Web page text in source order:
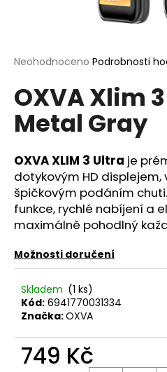
Průměrné
produktu
je
0,0
hvězdiček.
Neohodnoceno Podrobnosti
OXVA Xlim
Metal Gray
OXVA XLIM 3 Ultra je
dotykovým HD
špičkovým podáním
funkce, rychlé nabíjení a
maximálně pohodlný
Možnosti doručení
Skladem (1 ks)
Kód: 6941770031334
Značka:OXVA
749 Kč
í
t
?
HLEDAT
D
p
o
u
č